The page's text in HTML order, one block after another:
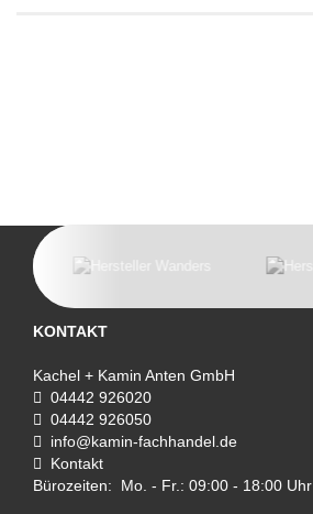
KONTAKT
Kachel + Kamin Anten GmbH
04442 926020
04442 926050
info@kamin-fachhandel.de
Kontakt
Bürozeiten: Mo. - Fr.: 09:00 - 18:00 Uhr